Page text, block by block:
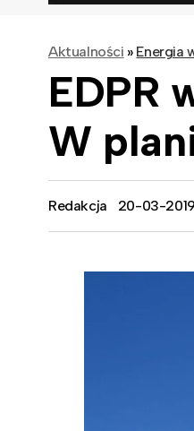
Aktualności » Energia
EDPR
W
Redakcja 20-03-